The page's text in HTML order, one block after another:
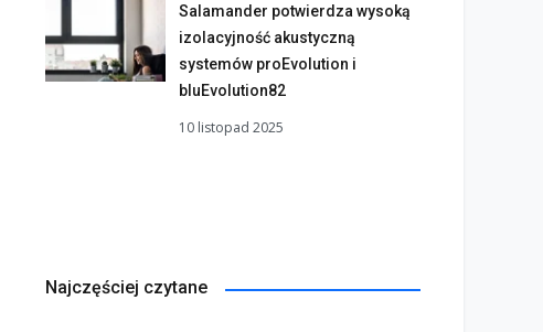
Salamander potwierdza wysoką
izolacyjność akustyczną
systemów proEvolution i
bluEvolution82
10 listopad 2025
Najczęściej czytane